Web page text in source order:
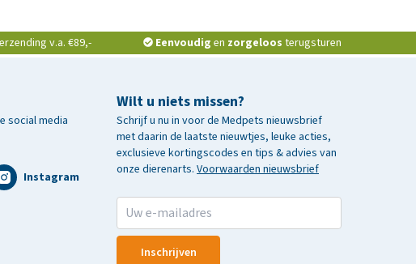
v.a. €89,- Eenvoudig en zorgeloos terugsturen
Wilt u niets missen?
Schrijf u nu in voor de Medpets nieuwsbrief
met daarin de laatste nieuwtjes, leuke acties,
exclusieve kortingscodes en tips & advies van
onze dierenarts. Voorwaarden nieuwsbrief
Inschrijven
social media
Instagram